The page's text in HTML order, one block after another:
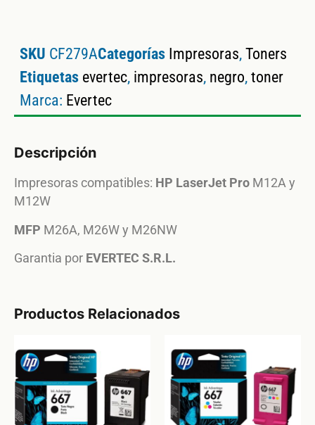
SKU CF279ACategorías Impresoras,Toners
Etiquetas evertec, impresoras, negro,toner
Marca: Evertec
Descripción
Impresoras compatibles: HP LaserJet Pro M12A y
M12W
MFP M26A, M26W y M26NW
Garantia por EVERTEC S.R.L.
Productos Relacionados